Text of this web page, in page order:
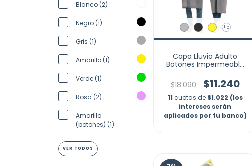
Blanco (2)
Negro (1)
Gris (1)
Amarillo (1)
Verde (1)
Rosa (2)
Amarillo
(botones) (1)
VER TODOS
+5
Capa Lluvia Adulto
Botones Impermeable
Marca Nubotta
$18.090 $11.240
11 cuotas de $1.022 (los
intereses serán
aplicados por tu banco)